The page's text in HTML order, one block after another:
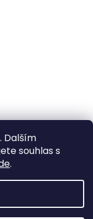
Dalším
souhlas s
.